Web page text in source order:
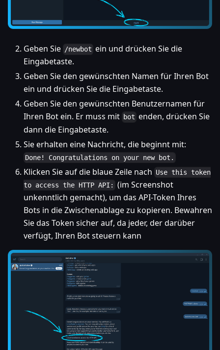
Geben Sie /newbot ein und drücken Sie die
Eingabetaste.
Geben Sie den gewünschten Namen für Ihren Bot
ein und drücken Sie die Eingabetaste.
Geben Sie den gewünschten Benutzernamen für
Ihren Bot ein. Er muss mit bot enden, drücken Sie
dann die Eingabetaste.
Sie erhalten eine Nachricht, die beginnt mit:
Done! Congratulations on your new bot.
Klicken Sie auf die blaue Zeile nach Use this token
to access the HTTP API:
(im Screenshot
unkenntlich gemacht), um das API-Token Ihres
Bots in die Zwischenablage zu kopieren. Bewahren
Sie das Token sicher auf, da jeder, der darüber
verfügt, Ihren Bot steuern kann